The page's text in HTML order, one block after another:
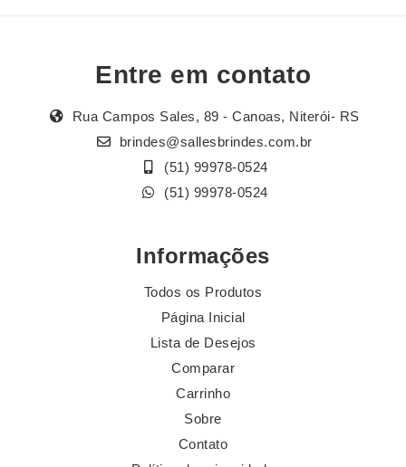
Entre em contato
Rua Campos Sales, 89 - Canoas, Niterói- RS
brindes@sallesbrindes.com.br
(51) 99978-0524
(51) 99978-0524
Informações
Todos os Produtos
Página Inicial
Lista de Desejos
Comparar
Carrinho
Sobre
Contato